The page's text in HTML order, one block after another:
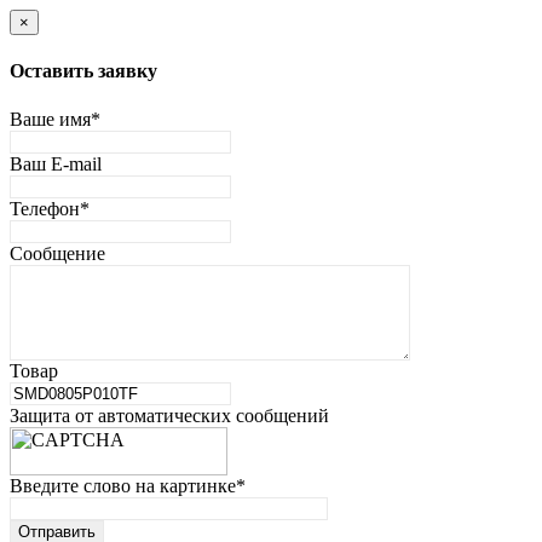
×
Оставить заявку
Ваше имя*
Ваш E-mail
Телефон*
Сообщение
Товар
Защита от автоматических сообщений
Введите слово на картинке*